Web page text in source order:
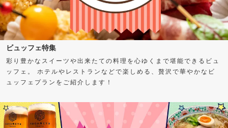
ビュッフェ特集
彩り豊かなスイーツや出来たての料理を心ゆくまで堪能できるビュ
ッフェ。 ホテルやレストランなどで楽しめる、贅沢で華やかなビ
ュッフェプランをご紹介します！